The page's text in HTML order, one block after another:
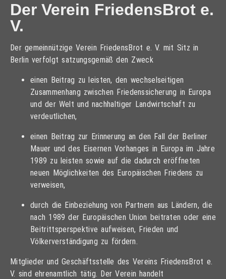
Der Verein FriedensBrot e.
V.
Der gemeinnützige Verein FriedensBrot e. V. mit Sitz in
Berlin verfolgt satzungsgemäß den Zweck
einen Beitrag zu leisten, den wechselseitigen
Zusammenhang zwischen Friedenssicherung in Europa
und der Welt und nachhaltiger Landwirtschaft zu
verdeutlichen,
einen Beitrag zur Erinnerung an den Fall der Berliner
Mauer und des Eisernen Vorhanges in Europa im Jahre
1989 zu leisten sowie auf die dadurch eröffneten
neuen Möglichkeiten des Europäischen Friedens zu
verweisen,
durch die Einbeziehung von Partnern aus Ländern, die
nach 1989 der Europäischen Union beitraten oder eine
Beitrittsperspektive aufweisen, Frieden und
Völkerverständigung zu fördern.
Mitglieder und Geschäftsstelle des Vereins FriedensBrot e.
V. sind ehrenamtlich tätig. Der Verein handelt